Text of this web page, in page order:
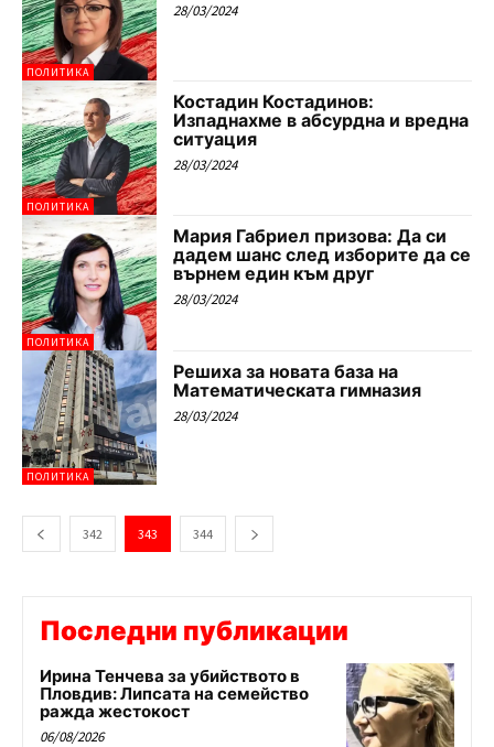
ПОЛИТИКА
28/03/2024
ПОЛИТИКА
Костадин Костадинов:
Изпаднахме в абсурдна и вредна
ситуация
28/03/2024
ПОЛИТИКА
Мария Габриел призова: Да си
дадем шанс след изборите да се
върнем един към друг
28/03/2024
ПОЛИТИКА
Решиха за новата база на
Математическата гимназия
28/03/2024
342 343 344
Последни публикации
Ирина Тенчева за убийството в
Пловдив: Липсата на семейство
ражда жестокост
06/08/2026